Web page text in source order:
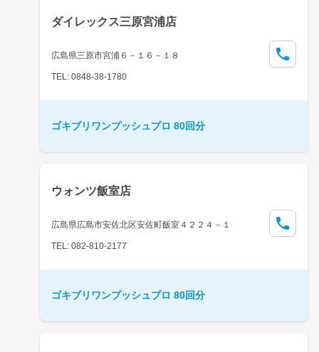
ダイレックス三原宮浦店
広島県三原市宮浦６－１６－１８
TEL: 0848-38-1780
ゴキブリワンプッシュプロ 80回分
ウォンツ飯室店
広島県広島市安佐北区安佐町飯室４２２４－１
TEL: 082-810-2177
ゴキブリワンプッシュプロ 80回分